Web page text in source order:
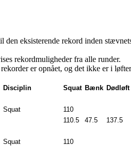
eksisterende rekord inden
rekordmuligheder fra alle runder.
er opnået, og det ikke er i
Disciplin Squat Bænk Dødløft
Squat 110
110.5 47.5 137.5
Squat 110